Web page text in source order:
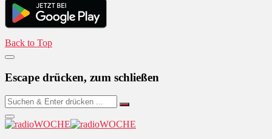
Back to Top
Escape drücken, zum schließen